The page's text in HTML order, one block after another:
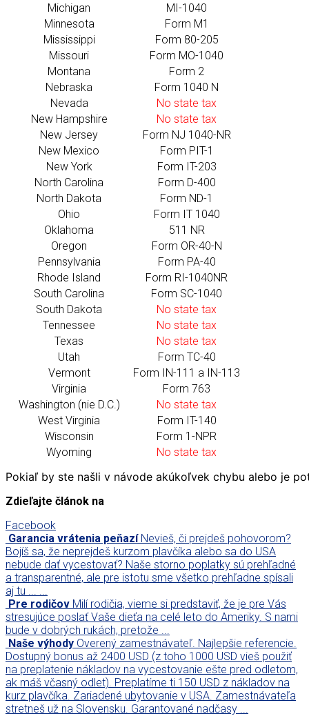
Michigan
MI-1040
Minnesota
Form M1
Mississippi
Form 80-205
Missouri
Form MO-1040
Montana
Form 2
Nebraska
Form 1040 N
Nevada
No state tax
New Hampshire
No state tax
New Jersey
Form NJ 1040-NR
New Mexico
Form PIT-1
New York
Form IT-203
North Carolina
Form D-400
North Dakota
Form ND-1
Ohio
Form IT 1040
Oklahoma
511 NR
Oregon
Form OR-40-N
Pennsylvania
Form PA-40
Rhode Island
Form RI-1040NR
South Carolina
Form SC-1040
South Dakota
No state tax
Tennessee
No state tax
Texas
No state tax
Utah
Form TC-40
Vermont
Form IN-111 a IN-113
Virginia
Form 763
Washington (nie D.C.)
No state tax
West Virginia
Form IT-140
Wisconsin
Form 1-NPR
Wyoming
No state tax
Pokiaľ by ste našli v návode akúkoľvek chybu alebo je
Zdieľajte článok na
Facebook
Garancia vrátenia peňazíNevieš, či prejdeš pohovorom?
Bojíš sa, že neprejdeš kurzom plavčíka alebo sa do USA
nebude dať vycestovať? Naše storno poplatky sú prehľadné
a transparentné, ale pre istotu sme všetko prehľadne spísali
aj tu ... ...
Pre rodičov Milí rodičia, vieme si predstaviť, že je pre Vás
stresujúce poslať Vaše dieťa na celé leto do Ameriky. S nami
bude v dobrých rukách, pretože ...
Naše výhody Overený zamestnávateľ. Najlepšie referencie.
Dostupný bonus až 2400 USD (z toho 1000 USD vieš použiť
na preplatenie nákladov na vycestovanie ešte pred odletom,
ak máš včasný odlet). Preplatíme ti 150 USD z nákladov na
kurz plavčíka. Zariadené ubytovanie v USA. Zamestnávateľa
stretneš už na Slovensku. Garantované nadčasy ...